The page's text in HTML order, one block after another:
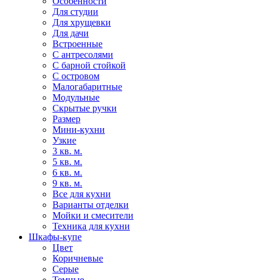
Для студии
Для хрущевки
Для дачи
Встроенные
С антресолями
С барной стойкой
С островом
Малогабаритные
Модульные
Скрытые ручки
Размер
Мини-кухни
Узкие
3 кв. м.
5 кв. м.
6 кв. м.
9 кв. м.
Все для кухни
Варианты отделки
Мойки и смесители
Техника для кухни
Шкафы-купе
Цвет
Коричневые
Серые